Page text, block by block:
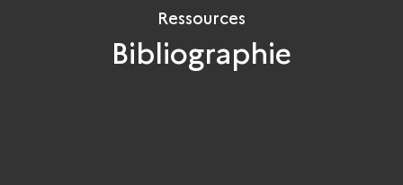
Ressources
Bibliographie